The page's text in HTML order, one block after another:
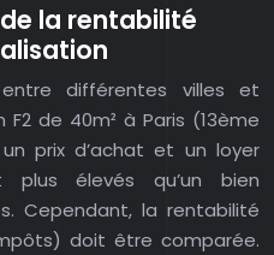
la rentabilité
différentes villes et
de 40m² à Paris (13ème
prix d’achat et un loyer
plus élevés qu’un bien
Cependant, la rentabilité
doit être comparée.